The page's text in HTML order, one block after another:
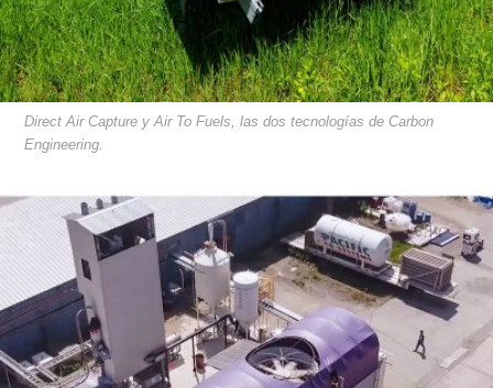
Direct Air Capture y Air To Fuels, las dos tecnologías de Carbon
Engineering.